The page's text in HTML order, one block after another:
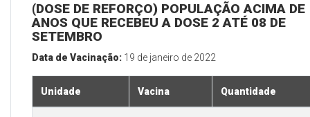
(DOSE DE REFORÇO) POPULAÇÃO ACIMA DE
ANOS QUE RECEBEU A DOSE 2 ATÉ 08 DE
SETEMBRO
Data de Vacinação: 19 de janeiro de 2022
Unidade Vacina Quantidade